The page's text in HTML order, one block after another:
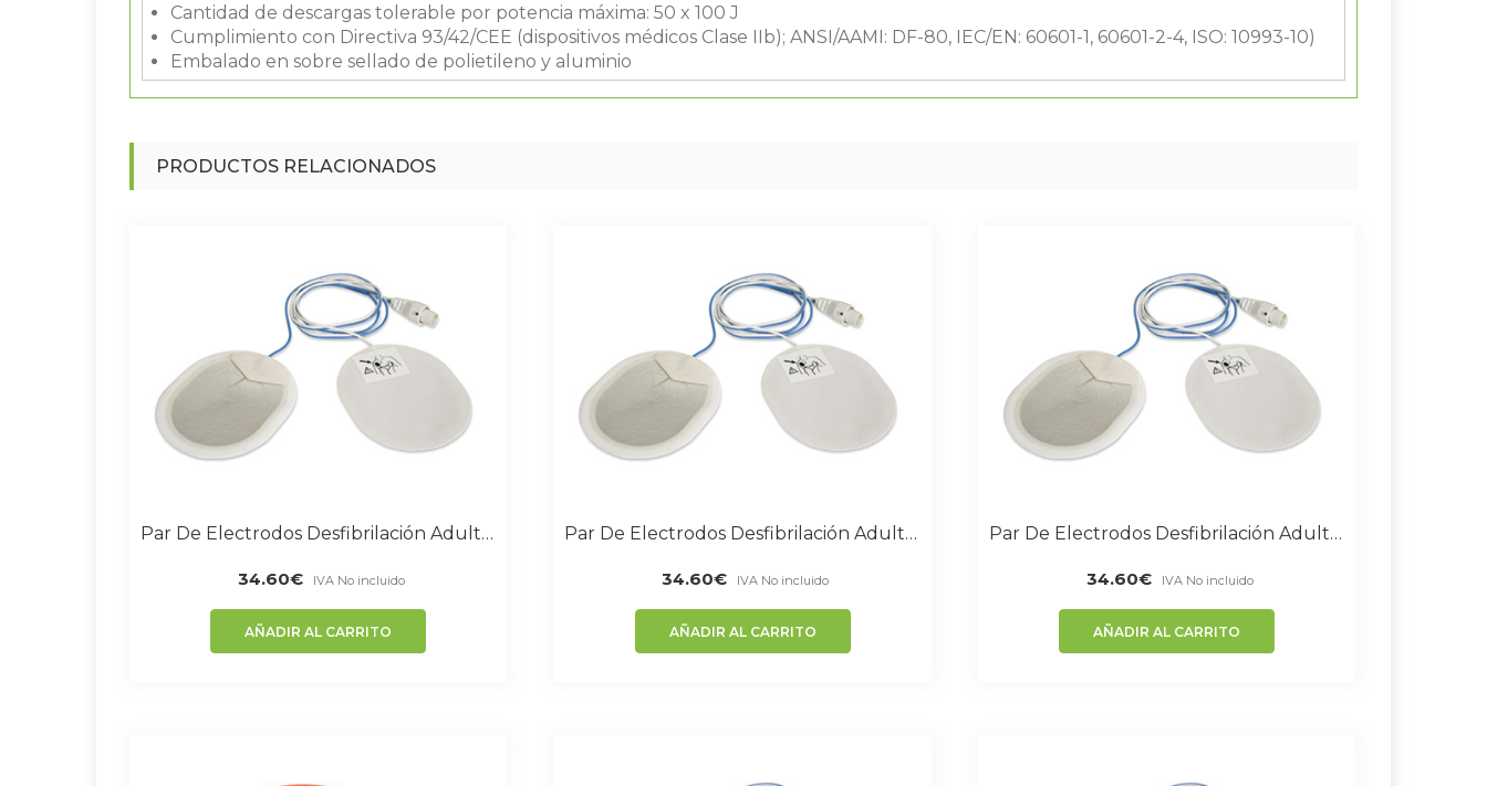
Cantidad de descargas tolerable por potencia máxima: 50 x 100 J
Cumplimiento con Directiva 93/42/CEE (dispositivos médicos Clase IIb); ANSI/AAMI: DF-80, IEC/EN: 60601-1, 60601-2-4, ISO: 10993-10)
Embalado en sobre sellado de polietileno y aluminio
PRODUCTOS RELACIONADOS
Par De Electrodos Desfibrilación Adulto Compatible Philips
34.60€ IVA No incluido
AÑADIR AL CARRITO
Par De Electrodos Desfibrilación Adulto Compatible Con I-Pad CU MEDICAL Systems Y Cmos Drake
34.60€ IVA No incluido
AÑADIR AL CARRITO
Par De Electrodos Desfibrilación Adulto Compatible Con PARAMEDIC CU MEDICAL SYSTEMS
34.60€ IVA No incluido
AÑADIR AL CARRITO